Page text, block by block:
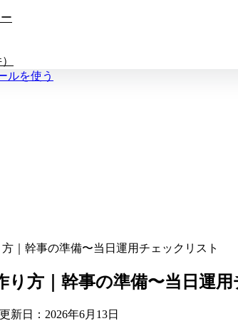
ルを使う
｜幹事の準備〜当日運用チェックリスト
り方｜幹事の準備〜当日運
新日：2026年6月13日